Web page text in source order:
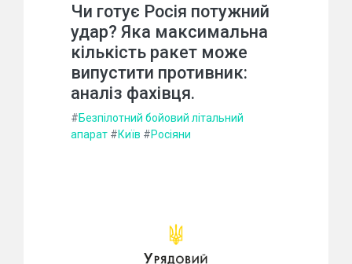
Чи готує Росія потужний
удар? Яка максимальна
кількість ракет може
випустити противник:
аналіз фахівця.
#Безпілотний бойовий літальний
апарат #Київ #Росіяни